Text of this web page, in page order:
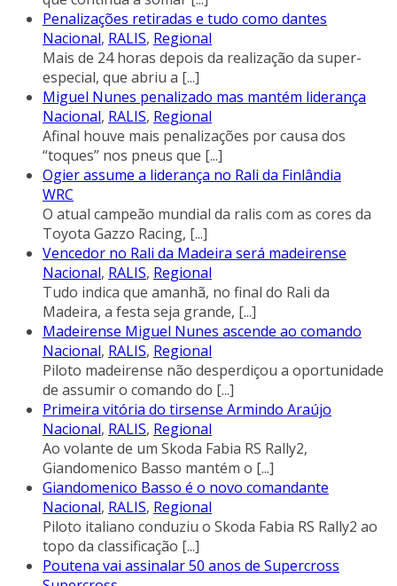
Penalizações retiradas e tudo como dantes
Nacional, RALIS, Regional
Mais de 24 horas depois da realização da super-
especial, que abriu a [...]
Miguel Nunes penalizado mas mantém liderança
Nacional, RALIS, Regional
Afinal houve mais penalizações por causa dos
“toques” nos pneus que [...]
Ogier assume a liderança no Rali da Finlândia
WRC
O atual campeão mundial da ralis com as cores da
Toyota Gazzo Racing, [...]
Vencedor no Rali da Madeira será madeirense
Nacional, RALIS, Regional
Tudo indica que amanhã, no final do Rali da
Madeira, a festa seja grande, [...]
Madeirense Miguel Nunes ascende ao comando
Nacional, RALIS, Regional
Piloto madeirense não desperdiçou a oportunidade
de assumir o comando do [...]
Primeira vitória do tirsense Armindo Araújo
Nacional, RALIS, Regional
Ao volante de um Skoda Fabia RS Rally2,
Giandomenico Basso mantém o [...]
Giandomenico Basso é o novo comandante
Nacional, RALIS, Regional
Piloto italiano conduziu o Skoda Fabia RS Rally2 ao
topo da classificação [...]
Poutena vai assinalar 50 anos de Supercross